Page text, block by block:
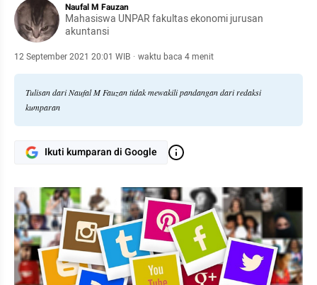
Naufal M Fauzan
Mahasiswa UNPAR fakultas ekonomi jurusan
akuntansi
12 September 2021 20:01 WIB · waktu baca 4 menit
Tulisan dari Naufal M Fauzan tidak mewakili pandangan dari redaksi
kumparan
Ikuti kumparan di Google